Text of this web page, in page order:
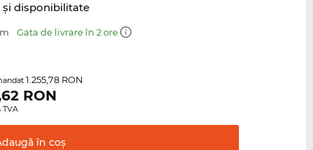
şi disponibilitate
Gata de livrare în 2 ore
1.255,78 RON
RON
TVA
în coş